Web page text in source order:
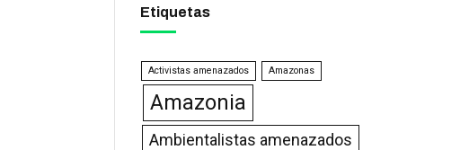
Etiquetas
Activistas amenazados Amazonas
Amazonia
Ambientalistas amenazados